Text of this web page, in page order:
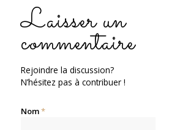
Laisser un
commentaire
Rejoindre la discussion?
N’hésitez pas à contribuer !
Nom*